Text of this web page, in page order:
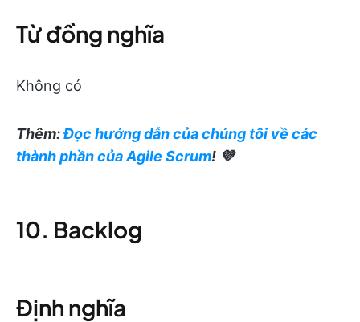
Từ đồng nghĩa
Không có
Thêm:Đọc hướng dẫn của chúng tôi về các
thành phần của Agile Scrum! 💜
10. Backlog
Định nghĩa